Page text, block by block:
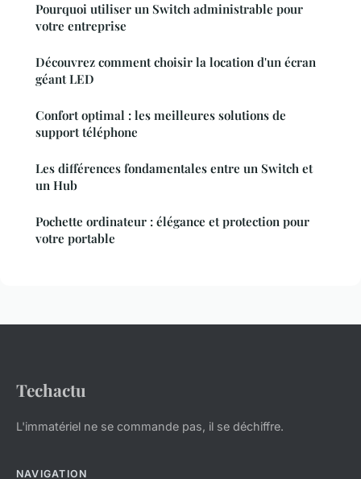
Pourquoi utiliser un Switch administrable pour
votre entreprise
Découvrez comment choisir la location d'un écran
géant LED
Confort optimal : les meilleures solutions de
support téléphone
Les différences fondamentales entre un Switch et
un Hub
Pochette ordinateur : élégance et protection pour
votre portable
Techactu
L'immatériel ne se commande pas, il se déchiffre.
NAVIGATION